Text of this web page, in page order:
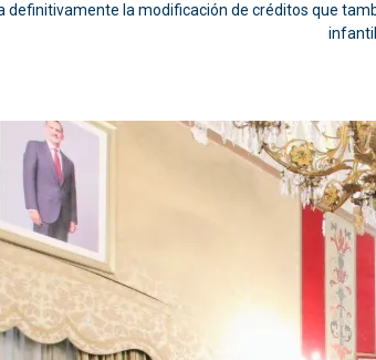
definitivamente la modificación de créditos que